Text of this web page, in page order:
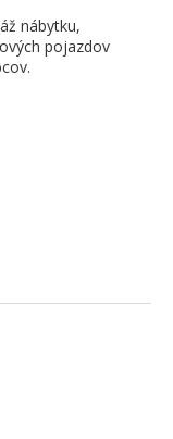
nábytku,
pojazdov